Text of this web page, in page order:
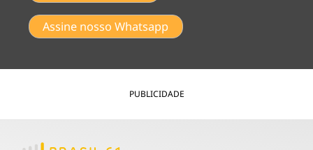
Assine nosso Whatsapp
PUBLICIDADE